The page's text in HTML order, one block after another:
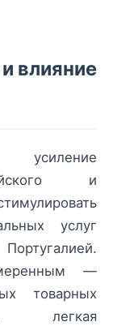
влияние
усиление
и
услуг
—
товарных
легкая